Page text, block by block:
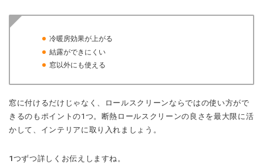
冷暖房効果が上がる
結露ができにくい
窓以外にも使える
窓に付けるだけじゃなく、ロールスクリーンならではの使い方がで
きるのもポイントの1つ。 断熱ロールスクリーンの良さを最大限に活
かして、インテリアに取り入れましょう。
1つずつ詳しくお伝えしますね。